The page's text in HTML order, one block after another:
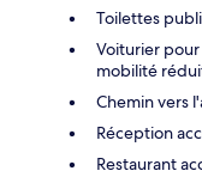
Toilettes
Voiturier
mobilité
Chemin vers
Réception
Restaurant